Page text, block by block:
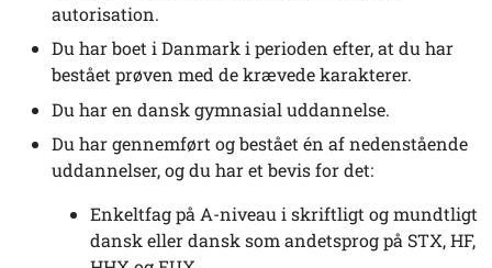
autorisation.
Du har boet i Danmark i perioden efter, at du har
bestået prøven med de krævede karakterer.
Du har en dansk gymnasial uddannelse.
Du har gennemført og bestået én af nedenstående
uddannelser, og du har et bevis for det:
Enkeltfag på A-niveau i skriftligt og mundtligt
dansk eller dansk som andetsprog på STX, HF,